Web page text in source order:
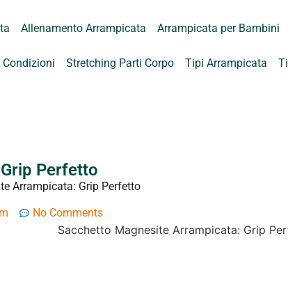
Allenamento Arrampicata Arrampicata per Bambini
Stretching Parti Corpo Tipi Arrampicata
Perfetto
Arrampicata: Grip Perfetto
No Comments